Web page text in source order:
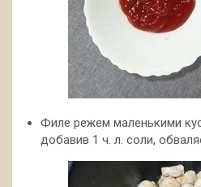
Филе режем маленькими
добавив 1 ч. л. соли,